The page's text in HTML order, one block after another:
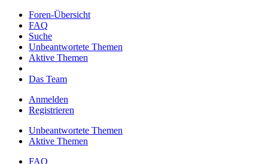
Foren-Übersicht
FAQ
Suche
Unbeantwortete Themen
Aktive Themen
Das Team
Anmelden
Registrieren
Unbeantwortete Themen
Aktive Themen
FAQ